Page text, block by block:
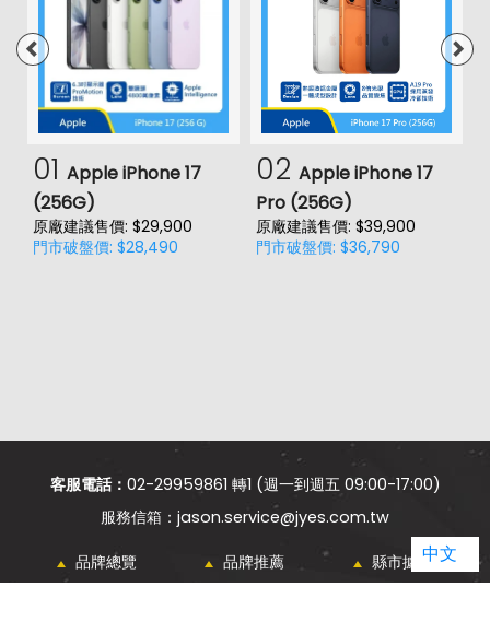
01 Apple iPhone 17
(256G)
原廠建議售價: $29,900
門市破盤價: $28,490
02 Apple iPhone 17
Pro (256G)
原廠建議售價: $39,900
門市破盤價: $36,790
客服電話： 02-29959861 轉1 (週一到週五 09:00-17:00)
jason.service@jyes.com.tw
品牌總覽 品牌推薦
縣市據點中文